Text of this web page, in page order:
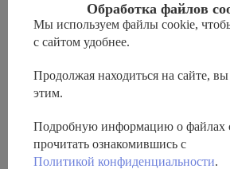
Обработка файлов
Мы используем файлы cookie,
с сайтом удобнее.
Продолжая находиться на сайте, вы
этим.
Подробную информацию о файлах
прочитать ознакомившись с
Политикой конфиденциальности.